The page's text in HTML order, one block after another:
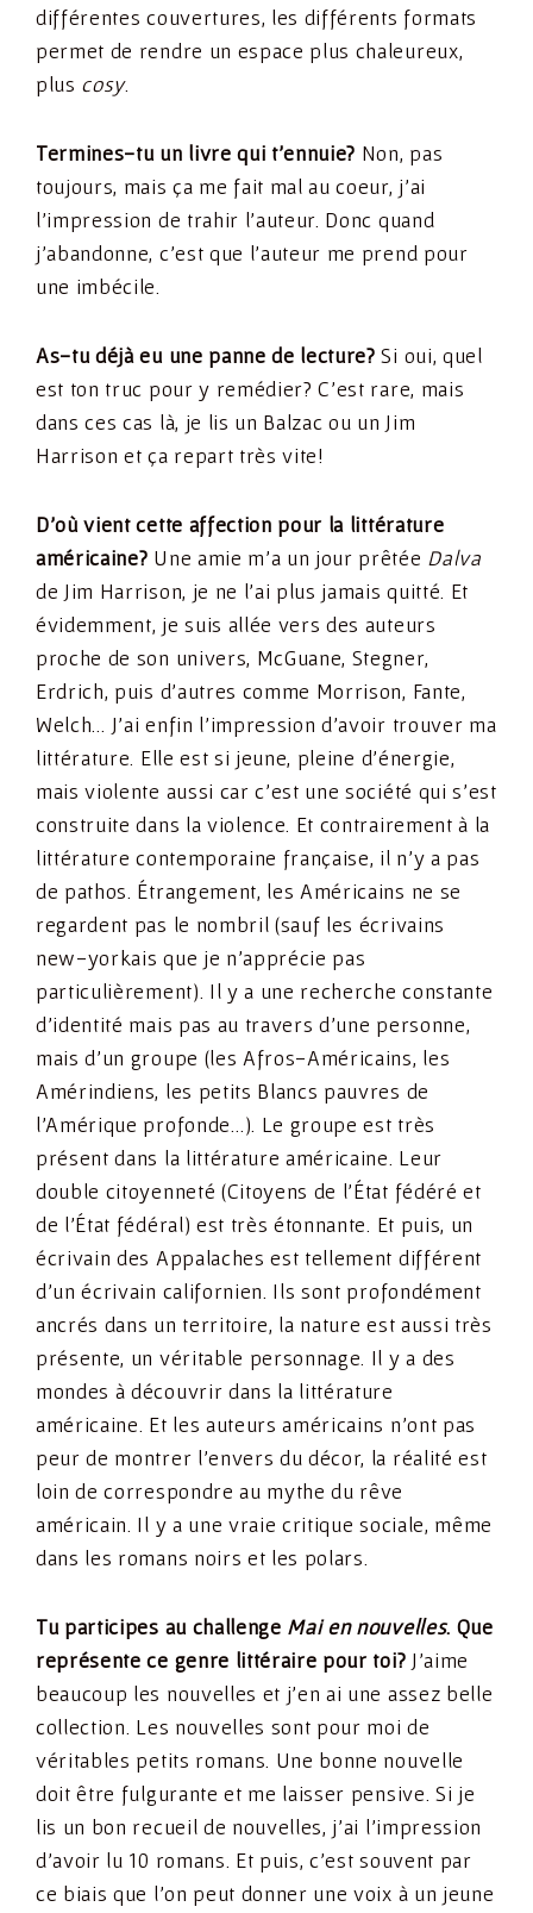
différentes couvertures, les différents formats
permet de rendre un espace plus chaleureux,
plus cosy.
Termines-tu un livre qui t’ennuie? Non, pas
toujours, mais ça me fait mal au coeur, j’ai
l’impression de trahir l’auteur. Donc quand
j’abandonne, c’est que l’auteur me prend pour
une imbécile.
As-tu déjà eu une panne de lecture? Si oui, quel
est ton truc pour y remédier? C’est rare, mais
dans ces cas là, je lis un Balzac ou un Jim
Harrison et ça repart très vite!
D’où vient cette affection pour la littérature
américaine? Une amie m’a un jour prêtée Dalva
de Jim Harrison, je ne l’ai plus jamais quitté. Et
évidemment, je suis allée vers des auteurs
proche de son univers, McGuane, Stegner,
Erdrich, puis d’autres comme Morrison, Fante,
Welch… J’ai enfin l’impression d’avoir trouver ma
littérature. Elle est si jeune, pleine d’énergie,
mais violente aussi car c’est une société qui s’est
construite dans la violence. Et contrairement à la
littérature contemporaine française, il n’y a pas
de pathos. Étrangement, les Américains ne se
regardent pas le nombril (sauf les écrivains
new-yorkais que je n’apprécie pas
particulièrement). Il y a une recherche constante
d’identité mais pas au travers d’une personne,
mais d’un groupe (les Afros-Américains, les
Amérindiens, les petits Blancs pauvres de
l’Amérique profonde…). Le groupe est très
présent dans la littérature américaine. Leur
double citoyenneté (Citoyens de l’État fédéré et
de l’État fédéral) est très étonnante. Et puis, un
écrivain des Appalaches est tellement différent
d’un écrivain californien. Ils sont profondément
ancrés dans un territoire, la nature est aussi très
présente, un véritable personnage. Il y a des
mondes à découvrir dans la littérature
américaine. Et les auteurs américains n’ont pas
peur de montrer l’envers du décor, la réalité est
loin de correspondre au mythe du rêve
américain. Il y a une vraie critique sociale, même
dans les romans noirs et les polars.
Tu participes au challenge Mai en nouvelles. Que
représente ce genre littéraire pour toi? J’aime
beaucoup les nouvelles et j’en ai une assez belle
collection. Les nouvelles sont pour moi de
véritables petits romans. Une bonne nouvelle
doit être fulgurante et me laisser pensive. Si je
lis un bon recueil de nouvelles, j’ai l’impression
d’avoir lu 10 romans. Et puis, c’est souvent par
ce biais que l’on peut donner une voix à un jeune